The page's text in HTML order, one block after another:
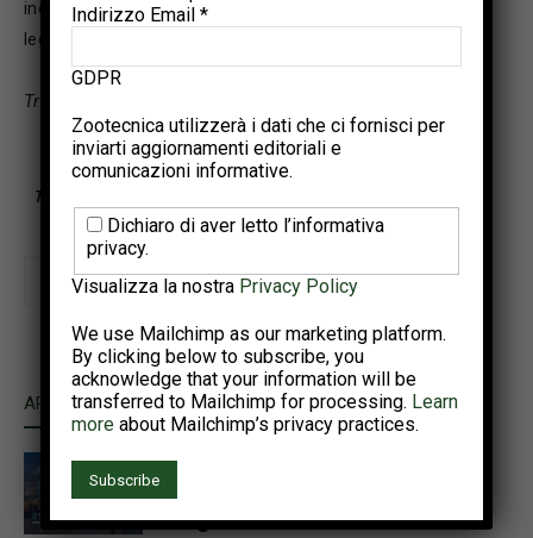
incrostazione della lettiera e tutti i problemi a esso
legati.
Traduzione di Giorgia Riuzzi
TAGS
ARTICOLI CORRELATI ALTRO DALL'AUTORE
Punti salienti dell’Annual Meeting
PSA e del World Poultry
Congress 2026
Indirizzo Email *
GDPR
Zootecnica utilizzerà i dati che ci fornisci per
inviarti aggiornamenti editoriali e
comunicazioni informative.
Dichiaro di aver letto l’informativa
privacy.
Visualizza la nostra Privacy Policy
We use Mailchimp as our marketing platform.
By clicking below to subscribe, you
acknowledge that your information will be
transferred to Mailchimp for processing. Learn
more about Mailchimp’s privacy practices.